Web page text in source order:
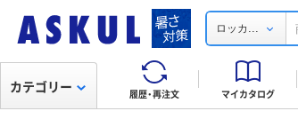
ロッカ ...
履歴・再注文 マイカタログ
カテゴリー